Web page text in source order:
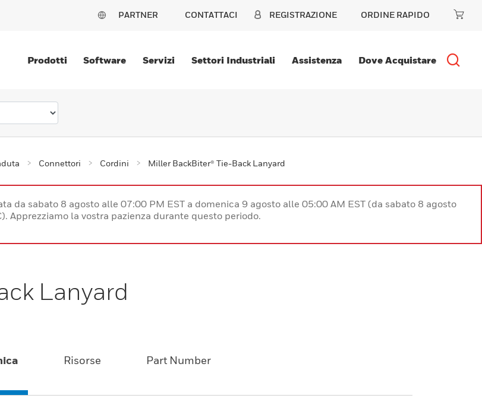
PARTNER CONTATTACI REGISTRAZIONE ORDINE RAPIDO
Prodotti Software Servizi Settori Industriali Assistenza Dove Acquistare
Connettori Cordini Miller BackBiter® Tie-Back Lanyard
da sabato 8 agosto alle 07:00 PM EST a domenica 9 agosto alle 05:00 AM EST (da sabato 8 agosto
Apprezziamo la vostra pazienza durante questo periodo.
Lanyard
Risorse Part Number